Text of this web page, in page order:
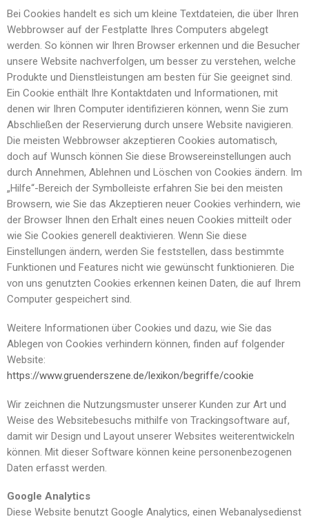
Bei Cookies handelt es sich um kleine Textdateien, die über Ihren
Webbrowser auf der Festplatte Ihres Computers abgelegt
werden. So können wir Ihren Browser erkennen und die Besucher
unsere Website nachverfolgen, um besser zu verstehen, welche
Produkte und Dienstleistungen am besten für Sie geeignet sind.
Ein Cookie enthält Ihre Kontaktdaten und Informationen, mit
denen wir Ihren Computer identifizieren können, wenn Sie zum
Abschließen der Reservierung durch unsere Website navigieren.
Die meisten Webbrowser akzeptieren Cookies automatisch,
doch auf Wunsch können Sie diese Browsereinstellungen auch
durch Annehmen, Ablehnen und Löschen von Cookies ändern. Im
„Hilfe“-Bereich der Symbolleiste erfahren Sie bei den meisten
Browsern, wie Sie das Akzeptieren neuer Cookies verhindern, wie
der Browser Ihnen den Erhalt eines neuen Cookies mitteilt oder
wie Sie Cookies generell deaktivieren. Wenn Sie diese
Einstellungen ändern, werden Sie feststellen, dass bestimmte
Funktionen und Features nicht wie gewünscht funktionieren. Die
von uns genutzten Cookies erkennen keinen Daten, die auf Ihrem
Computer gespeichert sind.
Weitere Informationen über Cookies und dazu, wie Sie das
Ablegen von Cookies verhindern können, finden auf folgender
Website:
https://www.gruenderszene.de/lexikon/begriffe/cookie
Wir zeichnen die Nutzungsmuster unserer Kunden zur Art und
Weise des Websitebesuchs mithilfe von Trackingsoftware auf,
damit wir Design und Layout unserer Websites weiterentwickeln
können. Mit dieser Software können keine personenbezogenen
Daten erfasst werden.
Google Analytics
Diese Website benutzt Google Analytics, einen Webanalysedienst